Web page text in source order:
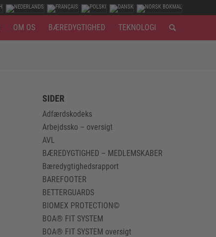
OM OS BÆREDYGTIGHED TEKNOLOGI
SIDER
Adfærdskodeks
Arbejdssko – oversigt
AVL
BÆREDYGTIGHED – MEDLEMSKABER
Bæredygtighedsrapport
BAREFOOTER
BETTERGUARDS
BIOMEX PROTECTION©
BOA® FIT SYSTEM
BOA® FIT SYSTEM oversigt